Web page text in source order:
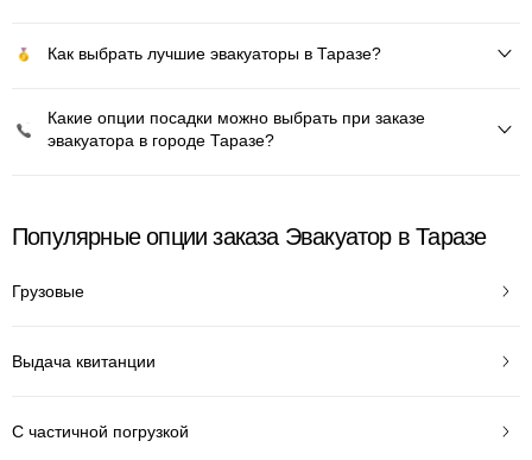
Как выбрать лучшие эвакуаторы в Таразе?
Какие опции посадки можно выбрать при заказе
эвакуатора в городе Таразе?
Популярные опции заказа Эвакуатор в Таразе
Грузовые
Выдача квитанции
С частичной погрузкой